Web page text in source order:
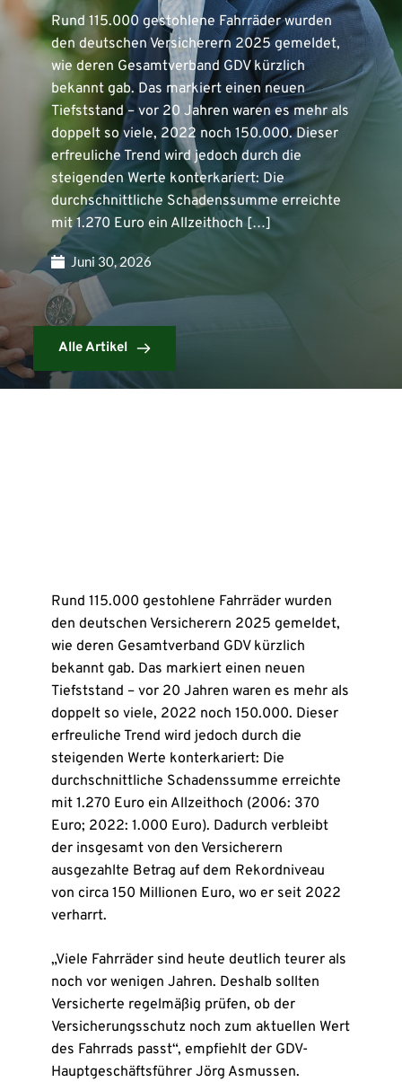
Rund 115.000 gestohlene Fahrräder wurden
den deutschen Versicherern 2025 gemeldet,
wie deren Gesamtverband GDV kürzlich
bekannt gab. Das markiert einen neuen
Tiefststand – vor 20 Jahren waren es mehr als
doppelt so viele, 2022 noch 150.000. Dieser
erfreuliche Trend wird jedoch durch die
steigenden Werte konterkariert: Die
durchschnittliche Schadenssumme erreichte
mit 1.270 Euro ein Allzeithoch […]
Juni 30, 2026
Alle Artikel
Rund 115.000 gestohlene Fahrräder wurden
den deutschen Versicherern 2025 gemeldet,
wie deren Gesamtverband GDV kürzlich
bekannt gab. Das markiert einen neuen
Tiefststand – vor 20 Jahren waren es mehr als
doppelt so viele, 2022 noch 150.000. Dieser
erfreuliche Trend wird jedoch durch die
steigenden Werte konterkariert: Die
durchschnittliche Schadenssumme erreichte
mit 1.270 Euro ein Allzeithoch (2006: 370
Euro; 2022: 1.000 Euro). Dadurch verbleibt
der insgesamt von den Versicherern
ausgezahlte Betrag auf dem Rekordniveau
von circa 150 Millionen Euro, wo er seit 2022
verharrt.
„Viele Fahrräder sind heute deutlich teurer als
noch vor wenigen Jahren. Deshalb sollten
Versicherte regelmäßig prüfen, ob der
Versicherungsschutz noch zum aktuellen Wert
des Fahrrads passt“, empfiehlt der GDV-
Hauptgeschäftsführer Jörg Asmussen.